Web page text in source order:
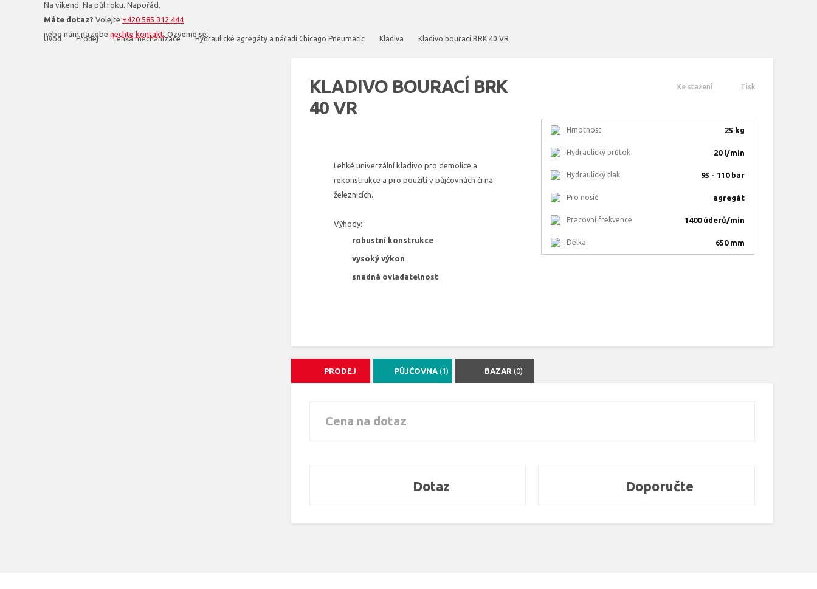
Na víkend. Na půl roku. Napořád.
Máte dotaz? Volejte +420 585 312 444
nebo nám na sebe nechte kontakt. Ozveme se.
Úvod Prodej Lehká mechanizace Hydraulické agregáty a nářadí Chicago Pneumatic Kladiva Kladivo bourací BRK 40 VR
KLADIVO BOURACÍ BRK
40 VR
Lehké univerzální kladivo pro demolice a
rekonstrukce a pro použití v půjčovnách či na
železnicích.
Výhody:
robustní konstrukce
vysoký výkon
snadná ovladatelnost
Ke stažení Tisk
Hmotnost 25 kg
Hydraulický průtok 20 l/min
Hydraulický tlak 95 - 110 bar
Pro nosič agregát
Pracovní frekvence 1400 úderů/min
Délka 650 mm
PRODEJ PŮJČOVNA (1) BAZAR(0)
Cena na dotaz
Dotaz Doporučte